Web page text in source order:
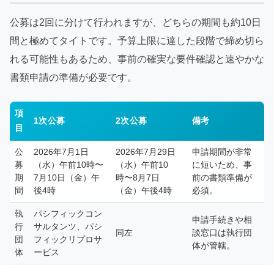
公募は2回に分けて行われますが、どちらの期間も約10日
間と極めてタイトです。予算上限に達した段階で締め切ら
れる可能性もあるため、事前の確実な要件確認と速やかな
書類申請の準備が必要です。
項
目
1次公募 2次公募 備考
公
募
期
間
2026年7月1日
（水）午前10時〜
7月10日（金）午
後4時
2026年7月29日
（水）午前10
時〜8月7日
（金）午後4時
申請期間が非常
に短いため、事
前の書類準備が
必須。
執
行
団
体
パシフィックコン
サルタンツ、パシ
フィックリプロサ
ービス
同左
申請手続きや相
談窓口は執行団
体が管轄。